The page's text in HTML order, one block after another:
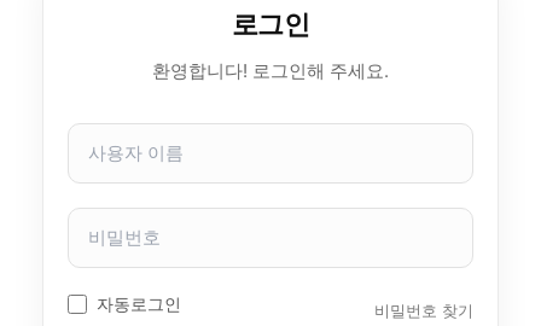
로그인
환영합니다! 로그인해 주세요.
사
자
이
비
번
호
자동로그인 비밀번호 찾기